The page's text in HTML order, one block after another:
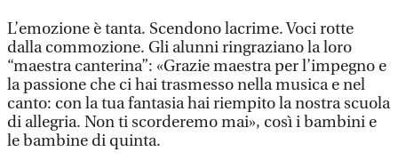
L’emozione è tanta. Scendono lacrime. Voci rotte
dalla commozione. Gli alunni ringraziano la loro
“maestra canterina”: «Grazie maestra per l’impegno e
la passione che ci hai trasmesso nella musica e nel
canto: con la tua fantasia hai riempito la nostra scuola
di allegria. Non ti scorderemo mai», così i bambini e
le bambine di quinta.